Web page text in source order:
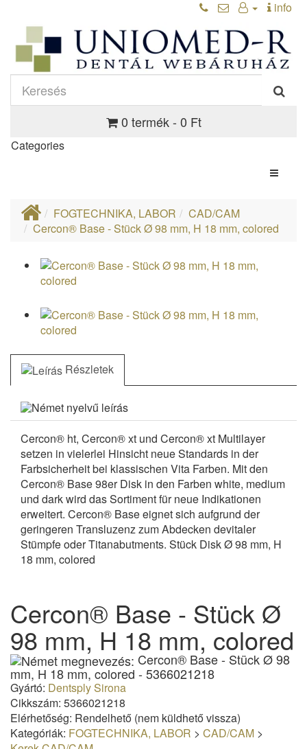
info
0 termék - 0 Ft
Categories
FOGTECHNIKA, LABOR
CAD/CAM
Cercon® Base - Stück Ø 98 mm, H 18 mm, colored
Részletek
Cercon® ht, Cercon® xt und Cercon® xt Multilayer
setzen in vielerlei Hinsicht neue Standards in der
Farbsicherheit bei klassischen Vita Farben. Mit den
Cercon® Base 98er Disk in den Farben white, medium
und dark wird das Sortiment für neue Indikationen
erweitert. Cercon® Base eignet sich aufgrund der
geringeren Transluzenz zum Abdecken devitaler
Stümpfe oder Titanabutments. Stück Disk Ø 98 mm, H
18 mm, colored
Cercon® Base - Stück Ø
98 mm, H 18 mm, colored
Cercon® Base - Stück Ø 98
mm, H 18 mm, colored - 5366021218
Gyártó: Dentsply Sirona
Cikkszám: 5366021218
Elérhetőség: Rendelhető (nem küldhető vissza)
Kategóriák: FOGTECHNIKA, LABOR > CAD/CAM >